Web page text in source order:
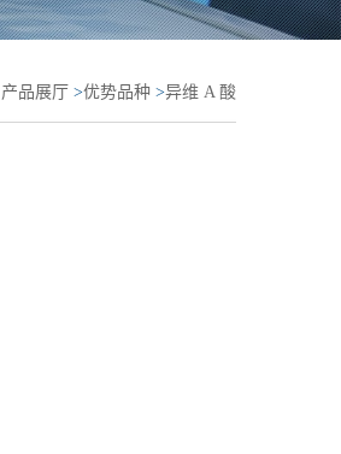
产品展厅 >优势品种 >异维 A 酸